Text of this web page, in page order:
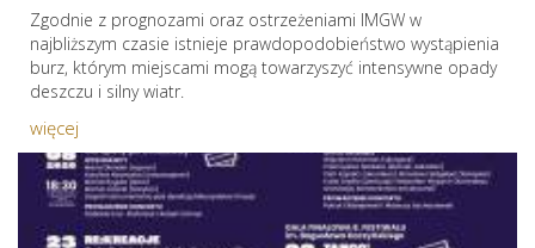
Zgodnie z prognozami oraz ostrzeżeniami IMGW w
najbliższym czasie istnieje prawdopodobieństwo wystąpienia
burz, którym miejscami mogą towarzyszyć intensywne opady
deszczu i silny wiatr.
więcej